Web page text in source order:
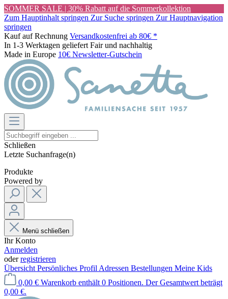
SOMMER SALE | 30% Rabatt auf die Sommerkollektion
Zum Hauptinhalt springen Zur Suche springen Zur Hauptnavigation
springen
Kauf auf Rechnung Versandkostenfrei ab 80€ *
In 1-3 Werktagen geliefert Fair und nachhaltig
Made in Europe 10€ Newsletter-Gutschein
Schließen
Letzte Suchanfrage(n)
Produkte
Powered by
Menü schließen
Ihr Konto
Anmelden
oderregistrieren
Übersicht Persönliches Profil Adressen Bestellungen Meine Kids
0,00 € Warenkorb enthält 0 Positionen. Der Gesamtwert beträgt
0,00 €.